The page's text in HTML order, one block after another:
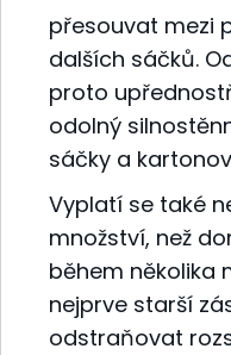
přesouvat mezi
dalších sáčků.
proto
odolný
sáčky a
Vyplatí se také
množství, než
během několika
nejprve starší
odstraňovat